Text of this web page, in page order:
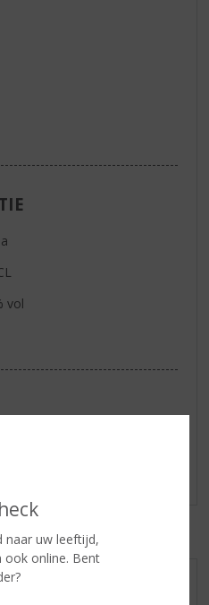
naar uw leeftijd,
ook online. Bent
vol